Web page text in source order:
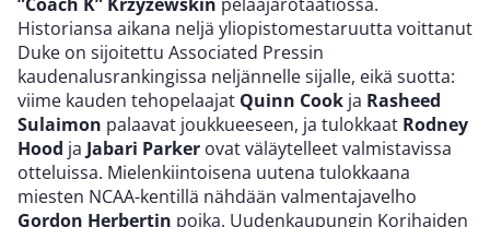
Historiansa aikana neljä yliopistomestaruutta voittanut
Duke on sijoitettu Associated Pressin
kaudenalusrankingissa neljännelle sijalle, eikä suotta:
viime kauden tehopelaajat Quinn Cook ja Rasheed
Sulaimon palaavat joukkueeseen, ja tulokkaat Rodney
Hood ja Jabari Parker ovat väläytelleet valmistavissa
otteluissa. Mielenkiintoisena uutena tulokkaana
miesten NCAA-kentillä nähdään valmentajavelho
Gordon Herbertin poika, Uudenkaupungin Korihaiden